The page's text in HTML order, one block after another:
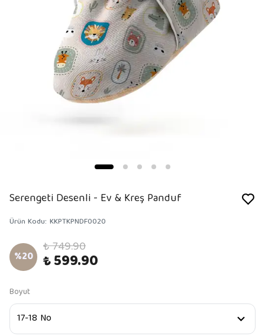
Serengeti Desenli - Ev & Kreş Panduf
Ürün Kodu: KKPTKPNDF0020
%20 ₺ 749.90
₺ 599.90
Boyut